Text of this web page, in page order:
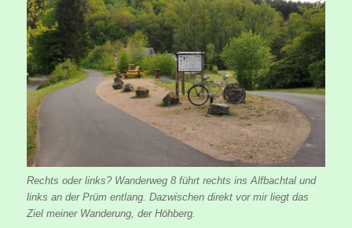
Rechts oder links? Wanderweg 8 führt rechts ins Alfbachtal und
links an der Prüm entlang. Dazwischen direkt vor mir liegt das
Ziel meiner Wanderung, der Höhberg.